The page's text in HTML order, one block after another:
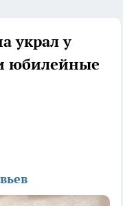
украл у
юбилейные